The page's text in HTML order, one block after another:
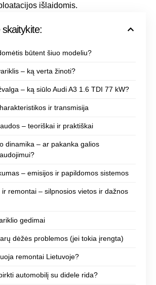
išlaidomis.
būtent šiuo modeliu?
– ką verta žinoti?
– ką siūlo Audi A3 1.6 TDI 77 kW?
ir transmisija
– teoriškai ir praktiškai
dinamika – ar pakanka galios
– emisijos ir papildomos sistemos
ir remontai – silpnosios vietos ir dažnos
gedimai
dėžės problemos (jei tokia įrengta)
remontai Lietuvoje?
automobilį su didele rida?